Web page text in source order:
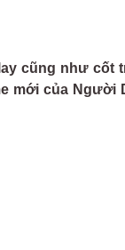
cũng như cốt
mới của